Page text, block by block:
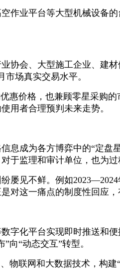
作业平台等大型机械设备
协会、大型施工企业、建
场真实交易水平。
惠价格，也兼顾零星采购
用者合理预判未来走势。
息成为各方博弈中的“定
于监理和审计单位，也为过
屡见不鲜。例如
对这一痛点的制度性回应
字化平台实现即时推送和
向“动态交互”转型。
物联网和大数据技术，构